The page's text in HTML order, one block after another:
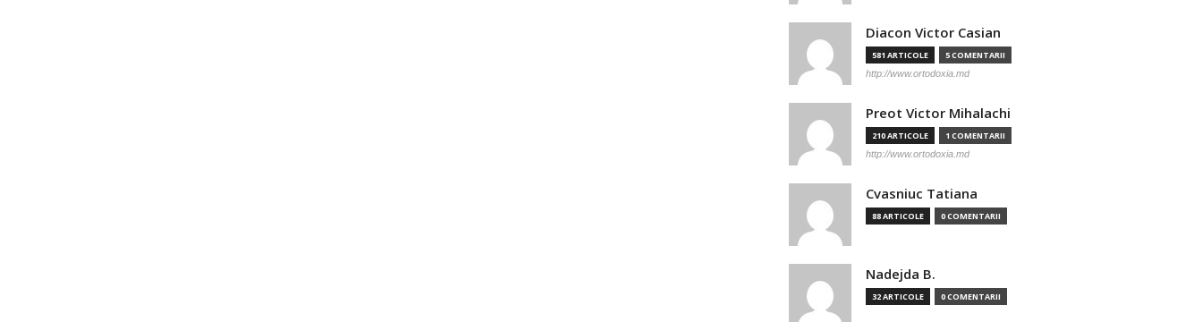
Diacon Victor Casian
581 ARTICOLE 5 COMENTARII
http://www.ortodoxia.md
Preot Victor Mihalachi
210 ARTICOLE 1 COMENTARII
http://www.ortodoxia.md
Cvasniuc Tatiana
88 ARTICOLE 0 COMENTARII
Nadejda B.
32 ARTICOLE 0 COMENTARII